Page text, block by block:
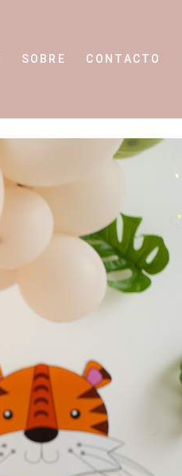
SOBRE CONTACTO